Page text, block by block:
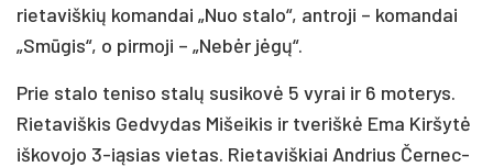
rie­ta­viš­kių ko­man­dai „Nuo sta­lo“, ant­ro­ji – ko­man­dai
„Smū­gis“, o pir­mo­ji – „Ne­bėr jė­gų“.
Prie sta­lo te­ni­so sta­lų su­si­ko­vė 5 vy­rai ir 6 mo­te­rys.
Rie­ta­viš­kis Ged­vy­das Mi­šei­kis ir tve­riš­kė Ema Kir­šy­tė
iš­ko­vo­jo 3-ią­sias vie­tas. Rie­ta­viš­kiai And­rius Čer­nec­